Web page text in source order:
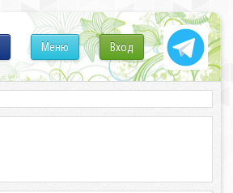
Вход
Меню